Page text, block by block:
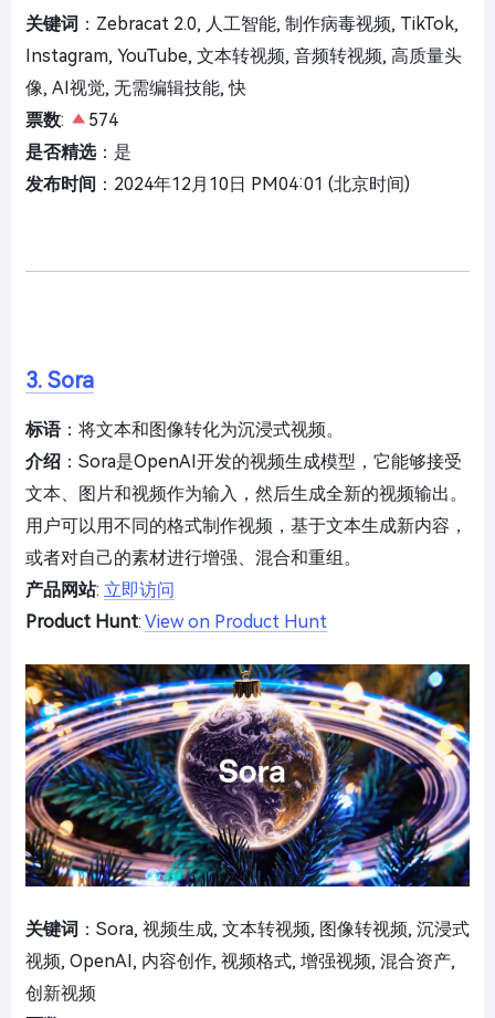
关键词 ：Zebracat 2.0, 人工智能, 制作病毒视频, TikTok,
Instagram, YouTube, 文本转视频, 音频转视频, 高质量头
像, AI视觉, 无需编辑技能, 快
票数:
574
是否精选：是
发布时间 ：2024年12月10日 PM04:01 (北京时间)
3. Sora
标语：将文本和图像转化为沉浸式视频。
介绍 ：Sora是OpenAI开发的视频生成模型，它能够接受
文本、图片和视频作为输入，然后生成全新的视频输出。
用户可以用不同的格式制作视频，基于文本生成新内容，
或者对自己的素材进行增强、混合和重组。
产品网站: 立即访问
Product Hunt: View on Product Hunt
关键词 ：Sora, 视频生成, 文本转视频, 图像转视频, 沉浸式
视频, OpenAI, 内容创作, 视频格式, 增强视频, 混合资产,
创新视频